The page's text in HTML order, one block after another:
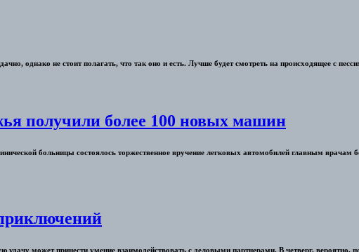
однако не стоит полагать, что так оно и есть. Лучше будет смотреть на происходящее с
получили более 100 новых машин
больницы состоялось торжественное вручение легковых автомобилей главным
может принести умение взаимодействовать с деловыми партнерами. В четверг, вероятно,